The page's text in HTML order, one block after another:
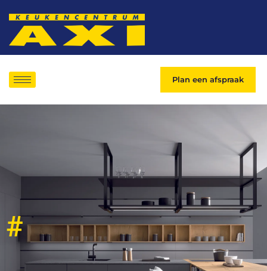
Plan een afspraak
#